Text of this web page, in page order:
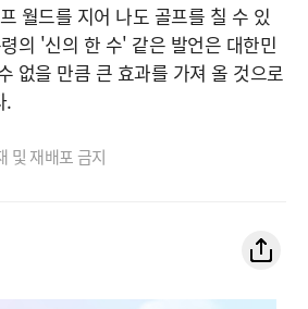
월드를 지어 나도 골프를 칠 수 있
의 '신의 한 수' 같은 발언은 대한민
없을 만큼 큰 효과를 가져 올 것으로
.
재배포 금지